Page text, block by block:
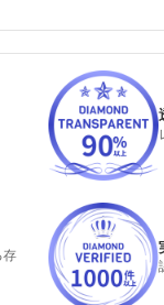
存